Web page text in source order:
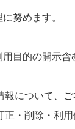
努めます。
目的の開示含
報について、
正・削除・利